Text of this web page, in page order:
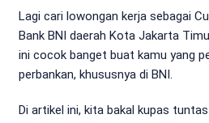
Lagi cari lowongan kerja sebagai
Bank BNI daerah Kota Jakarta
ini cocok banget buat kamu yang
perbankan, khususnya di BNI.
Di artikel ini, kita bakal kupas